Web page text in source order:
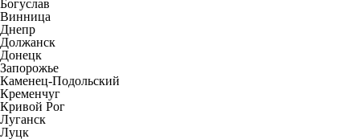
Богуслав
Винница
Днепр
Должанск
Донецк
Запорожье
Каменец-Подольский
Кременчуг
Кривой Рог
Луганск
Луцк